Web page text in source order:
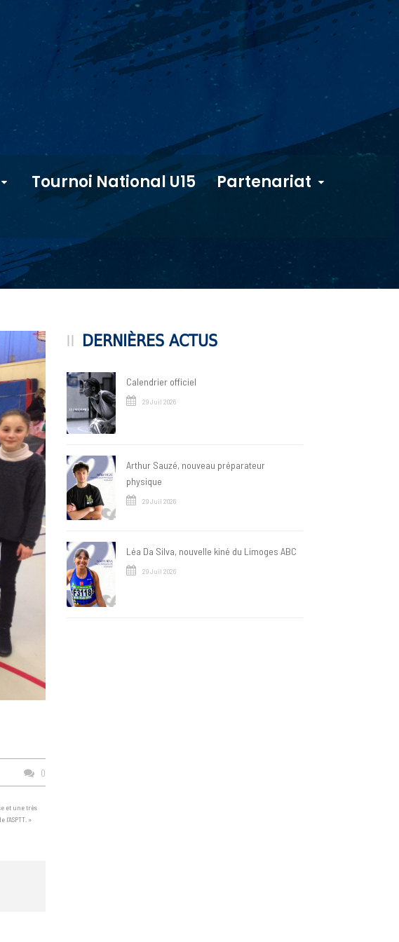
Tournoi National U15
Partenariat
0
et une très
»
DERNIÈRES ACTUS
Calendrier officiel
29 Juil 2026
Arthur Sauzé, nouveau préparateur
physique
29 Juil 2026
Léa Da Silva, nouvelle kiné du Limoges ABC
29 Juil 2026